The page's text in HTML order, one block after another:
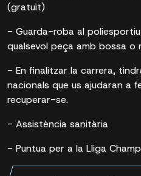
(gratuït)
- Guarda-roba al
qualsevol peça amb bossa o
- En finalitzar la carrera,
nacionals que us ajudaran a
recuperar-se.
- Assistència sanitària
- Puntua per a la Lliga